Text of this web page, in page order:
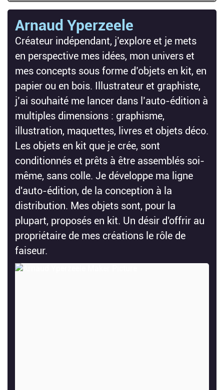
Arnaud Yperzeele
Créateur indépendant, j’explore et je mets
en perspective mes idées, mon univers et
mes concepts sous forme d’objets en kit, en
papier ou en bois. Illustrateur et graphiste,
j’ai souhaité me lancer dans l’auto-édition à
multiples dimensions : graphisme,
illustration, maquettes, livres et objets déco.
Les objets en kit que je crée, sont
conditionnés et prêts à être assemblés soi-
même, sans colle. Je développe ma ligne
d'auto-édition, de la conception à la
distribution. Mes objets sont, pour la
plupart, proposés en kit. Un désir d'offrir au
propriétaire de mes créations le rôle de
faiseur.